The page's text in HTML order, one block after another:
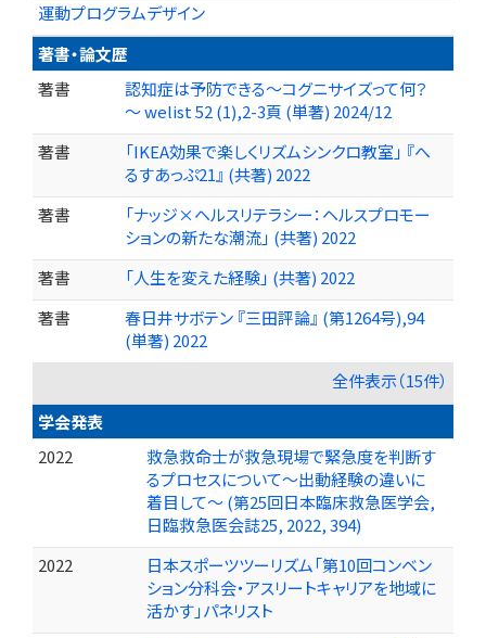
運動プログラムデザイン
著書・論文歴
著書
認知症は予防できる～コグニサイズって何？
～ welist 52 (1),2-3頁 (単著) 2024/12
著書
「IKEA効果で楽しくリズムシンクロ教室」 『へ
るすあっぷ21』 (共著) 2022
著書
「ナッジ×ヘルスリテラシー：ヘルスプロモー
ションの新たな潮流」 (共著) 2022
著書
「人生を変えた経験」 (共著) 2022
著書
春日井サボテン 『三田評論』 (第1264号),94
(単著) 2022
全件表示（15件）
学会発表
2022
救急救命士が救急現場で緊急度を判断す
るプロセスについて～出動経験の違いに
着目して～ (第25回日本臨床救急医学会,
日臨救急医会誌25, 2022, 394)
2022
日本スポーツツーリズム「第10回コンベン
ション分科会・アスリートキャリアを地域に
活かす」パネリスト